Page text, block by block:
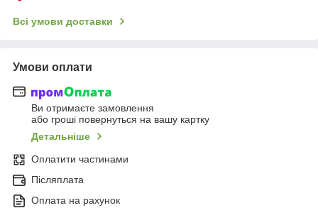
Всі умови доставки
Умови оплати
Ви отримаєте замовлення
або гроші повернуться на вашу картку
Детальніше
Оплатити частинами
Післяплата
Оплата на рахунок